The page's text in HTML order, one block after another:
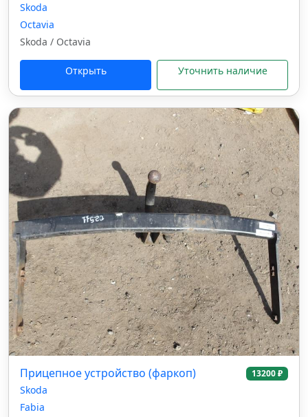
Skoda
Octavia
Skoda / Octavia
Открыть Уточнить наличие
Прицепное устройство (фаркоп) 13200 ₽
Skoda
Fabia